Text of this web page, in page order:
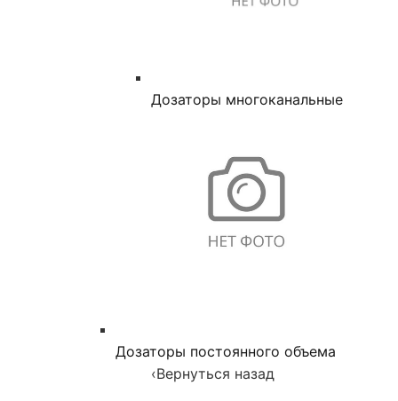
Дозаторы многоканальные
Дозаторы постоянного объема
‹Вернуться назад